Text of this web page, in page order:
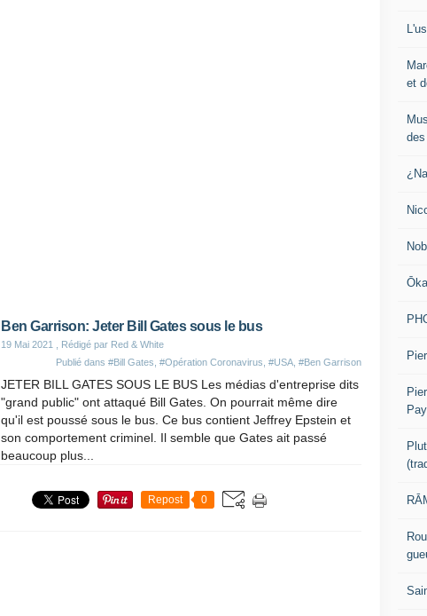
Ben Garrison: Jeter Bill Gates sous le bus
19 Mai 2021
, Rédigé par Red & White
Publié dans #Bill Gates #Opération Coronavirus #USA #Ben Garrison
JETER BILL GATES SOUS LE BUS Les médias d'entreprise dits
"grand public" ont attaqué Bill Gates. On pourrait même dire
qu'il est poussé sous le bus. Ce bus contient Jeffrey Epstein et
son comportement criminel. Il semble que Gates ait passé
beaucoup plus...
Repost 0
et
des